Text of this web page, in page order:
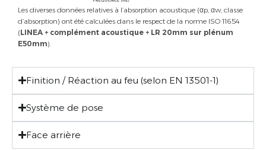
Les diverses données relatives à l’absorption acoustique (αp, αw, classe
d’absorption) ont été calculées dans le respect de la norme ISO 11654
(LINEA + complément acoustique + LR 20mm sur plénum
E50mm).
Finition / Réaction au feu (selon EN 13501-1)
Système de pose
Face arrière